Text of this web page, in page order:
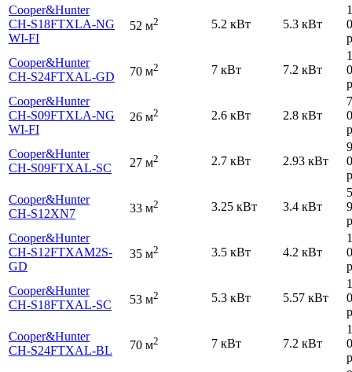
Cooper&Hunter
CH-S18FTXLA-NG
WI-FI
52 м2 5.2 кВт 5.3 кВт
Cooper&Hunter
CH-S24FTXAL-GD
70 м2 7 кВт 7.2 кВт
Cooper&Hunter
CH-S09FTXLA-NG
WI-FI
26 м2 2.6 кВт 2.8 кВт
Cooper&Hunter
CH-S09FTXAL-SC
27 м2 2.7 кВт 2.93 кВт
Cooper&Hunter
CH-S12XN7
33 м2 3.25 кВт 3.4 кВт
Cooper&Hunter
CH-S12FTXAM2S-
GD
35 м2 3.5 кВт 4.2 кВт
Cooper&Hunter
CH-S18FTXAL-SC
53 м2 5.3 кВт 5.57 кВт
Cooper&Hunter
CH-S24FTXAL-BL
70 м2 7 кВт 7.2 кВт